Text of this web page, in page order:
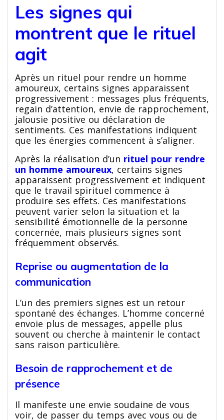
Les signes qui
montrent que le rituel
agit
Après un rituel pour rendre un homme
amoureux, certains signes apparaissent
progressivement : messages plus fréquents,
regain d’attention, envie de rapprochement,
jalousie positive ou déclaration de
sentiments. Ces manifestations indiquent
que les énergies commencent à s’aligner.
Après la réalisation d’un rituel pour rendre
un homme amoureux, certains signes
apparaissent progressivement et indiquent
que le travail spirituel commence à
produire ses effets. Ces manifestations
peuvent varier selon la situation et la
sensibilité émotionnelle de la personne
concernée, mais plusieurs signes sont
fréquemment observés.
Reprise ou augmentation de la
communication
L’un des premiers signes est un retour
spontané des échanges. L’homme concerné
envoie plus de messages, appelle plus
souvent ou cherche à maintenir le contact
sans raison particulière.
Besoin de rapprochement et de
présence
Il manifeste une envie soudaine de vous
voir, de passer du temps avec vous ou de